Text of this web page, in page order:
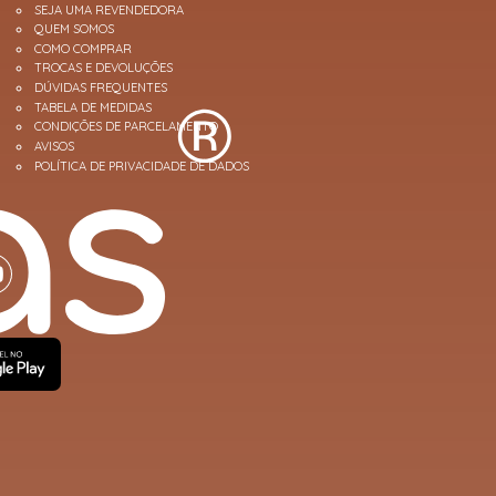
SEJA UMA REVENDEDORA
QUEM SOMOS
COMO COMPRAR
TROCAS E DEVOLUÇÕES
DÚVIDAS FREQUENTES
TABELA DE MEDIDAS
CONDIÇÕES DE PARCELAMENTO
AVISOS
POLÍTICA DE PRIVACIDADE DE DADOS